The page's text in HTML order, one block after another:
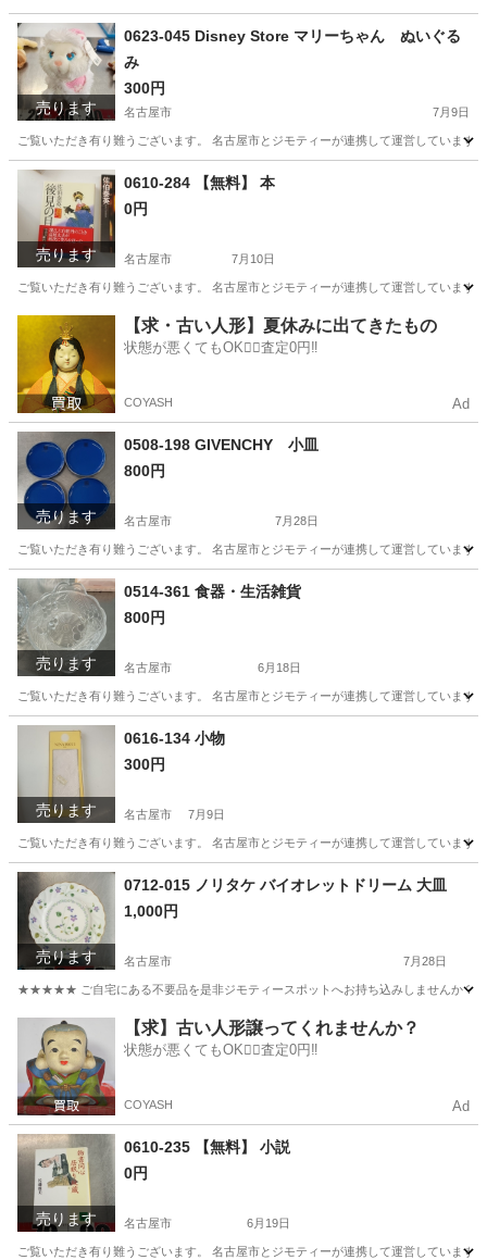
売ります
0623-045 Disney Store マリーちゃん ぬいぐる
み
300円
名古屋市 7月9日
ご覧いただき有り難うございます。 名古屋市とジモティーが連携して運営してい
愛知 名古屋市 リユース
売ります
0610-284 【無料】 本
0円
名古屋市 7月10日
ご覧いただき有り難うございます。 名古屋市とジモティーが連携して運営してい
文芸 リユース
【求・古い人形】夏休みに出てきたもの
状態が悪くてもOK🙆‍♀️査定0円‼️
COYASH Ad
売ります
0508-198 GIVENCHY 小皿
800円
名古屋市 7月28日
ご覧いただき有り難うございます。 名古屋市とジモティーが連携して運営してい
愛知 名古屋市 リユース
売ります
0514-361 食器・生活雑貨
800円
名古屋市 6月18日
ご覧いただき有り難うございます。 名古屋市とジモティーが連携して運営してい
愛知 名古屋市
売ります
0616-134 小物
300円
名古屋市 7月9日
ご覧いただき有り難うございます。 名古屋市とジモティーが連携して運営してい
愛知 名古屋市 リユース
売ります
0712-015 ノリタケ バイオレットドリーム 大皿
1,000円
名古屋市 7月28日
★★★★★ ご自宅にある不要品を是非ジモティースポットへお持ち込みしませんか？
名古屋市 食器 バイオレット
【求】古い人形譲ってくれませんか？
状態が悪くてもOK🙆‍♀️査定0円‼️
COYASH Ad
売ります
0610-235 【無料】 小説
0円
名古屋市 6月19日
ご覧いただき有り難うございます。 名古屋市とジモティーが連携して運営してい